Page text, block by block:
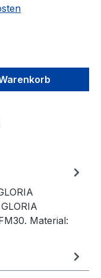
Material: